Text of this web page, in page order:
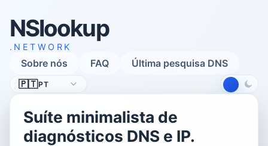
NSlookup
.NETWORK
Sobre nós FAQ
Última pesquisa DNS
Idioma
🇵🇹PT
Suíte minimalista de
diagnósticos DNS e IP.